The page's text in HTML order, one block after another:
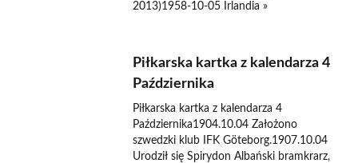
2013)1958-10-05 Irlandia »
Piłkarska kartka z kalendarza 4
Października
Piłkarska kartka z kalendarza 4
Października1904.10.04 Założono
szwedzki klub IFK Göteborg.1907.10.04
Urodził się Spirydon Albański bramkrarz,